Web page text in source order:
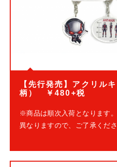
【先行発売】アクリル
柄） ￥480+税
※商品は順次入荷となります
異なりますので、ご了承くださ